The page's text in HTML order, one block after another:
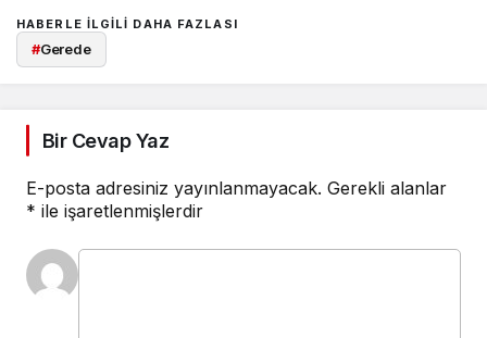
HABERLE ILGILI DAHA FAZLASI
#Gerede
Bir Cevap Yaz
E-posta adresiniz yayınlanmayacak. Gerekli alanlar
* ile işaretlenmişlerdir